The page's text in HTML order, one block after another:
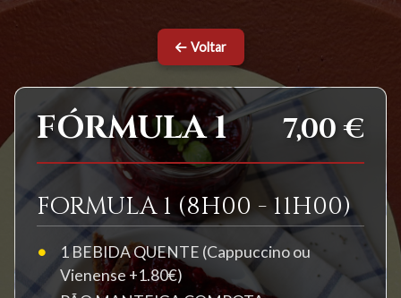
Voltar
FÓRMULA 1 7,00 €
FORMULA 1 (8H00 - 11H00)
1 BEBIDA QUENTE (Cappuccino ou
Vienense +1.80€)